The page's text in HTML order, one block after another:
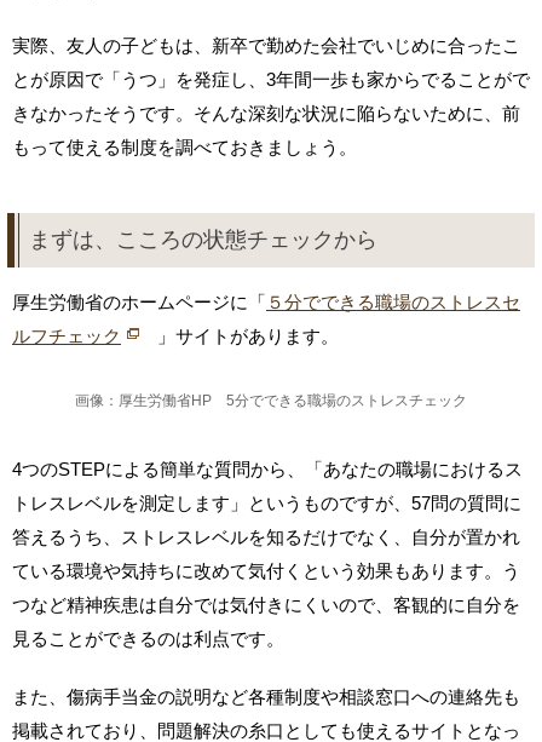
実際、友人の子どもは、新卒で勤めた会社でいじめに合ったこ
とが原因で「うつ」を発症し、3年間一歩も家からでることがで
きなかったそうです。そんな深刻な状況に陥らないために、前
もって使える制度を調べておきましょう。
まずは、こころの状態チェックから
厚生労働省のホームページに「 ５分でできる職場のストレスセ
ルフチェック
」サイトがあります。
画像：厚生労働省HP 5分でできる職場のストレスチェック
4つのSTEPによる簡単な質問から、「あなたの職場におけるス
トレスレベルを測定します」というものですが、57問の質問に
答えるうち、ストレスレベルを知るだけでなく、自分が置かれ
ている環境や気持ちに改めて気付くという効果もあります。う
つなど精神疾患は自分では気付きにくいので、客観的に自分を
見ることができるのは利点です。
また、傷病手当金の説明など各種制度や相談窓口への連絡先も
掲載されており、問題解決の糸口としても使えるサイトとなっ